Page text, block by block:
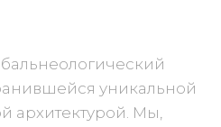
уникальной
архитектурой. Мы,